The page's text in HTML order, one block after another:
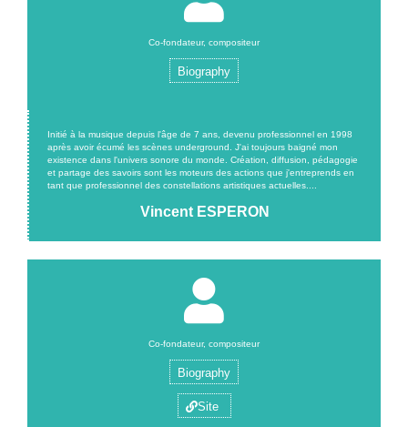
Co-fondateur, compositeur
Biography
Initié à la musique depuis l'âge de 7 ans, devenu professionnel en 1998
après avoir écumé les scènes underground. J'ai toujours baigné mon
existence dans l'univers sonore du monde. Création, diffusion, pédagogie
et partage des savoirs sont les moteurs des actions que j'entreprends en
tant que professionnel des constellations artistiques actuelles....
Vincent ESPERON
Co-fondateur, compositeur
Biography
Site